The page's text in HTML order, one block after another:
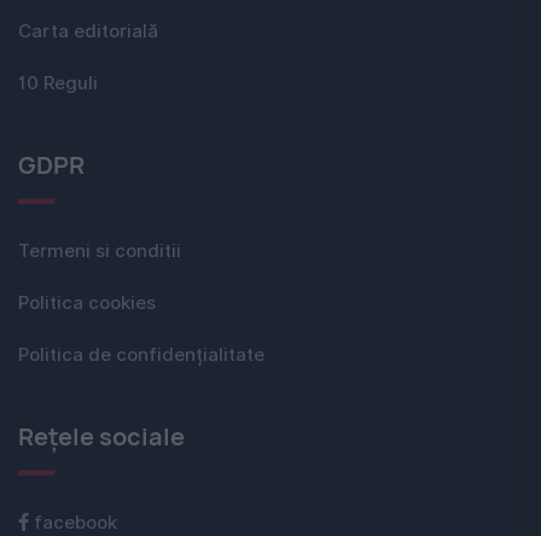
Carta editorială
10 Reguli
GDPR
Termeni si conditii
Politica cookies
Politica de confidențialitate
Rețele sociale
facebook